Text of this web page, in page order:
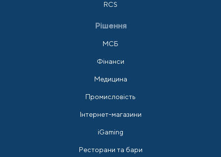
RCS
Рішення
МСБ
Фінанси
Медицина
Промисловість
Інтернет-магазини
iGaming
Ресторани та бари